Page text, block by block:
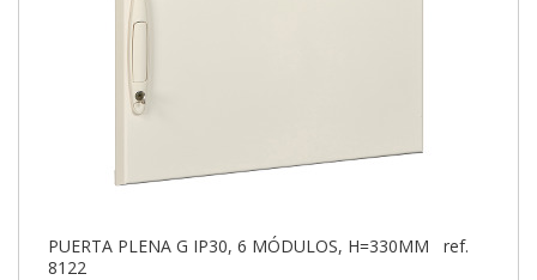
PUERTA PLENA G IP30, 6 MÓDULOS, H=330MM ref.
8122